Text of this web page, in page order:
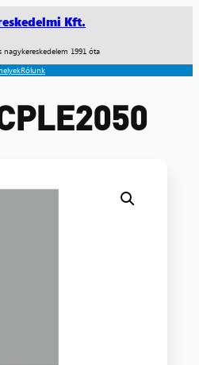
Kft.
nagykereskedelem 1991 óta
Rólunk